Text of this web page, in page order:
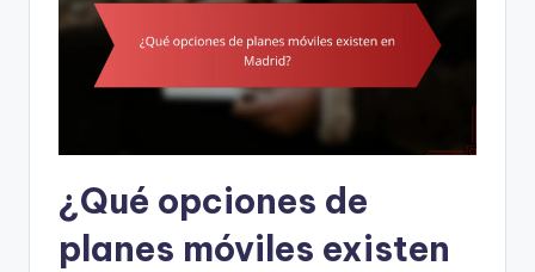
¿Qué opciones de
planes móviles existen